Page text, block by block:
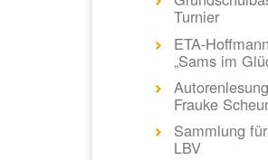
Turnier
ETA-
„Sams im
Frauke
Sammlung
LBV